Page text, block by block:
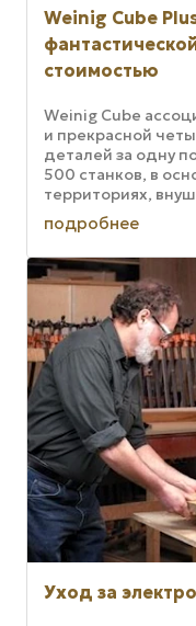
Weinig Cube
стоимостью
Weinig Cube
и прекрасной
деталей за одну
500 станков, в
территориях,
этом. Тем не менее
подробнее
Уход за